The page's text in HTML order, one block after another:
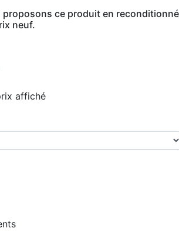
ce produit en
neuf.
affiché